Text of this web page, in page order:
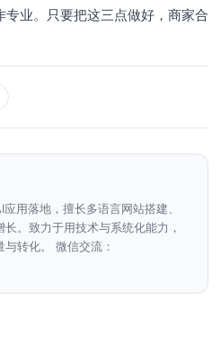
业。只要把这三点做好，商家合
用落地，擅长多语言网站搭建、
。致力于用技术与系统化能力，
转化。 微信交流：